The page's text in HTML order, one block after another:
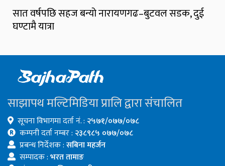
सात वर्षपछि सहज बन्यो नारायणगढ–बुटवल सडक, दुई
घण्टामै यात्रा
साझापथ मल्टिमिडिया प्रालि द्वारा संचालित
सूचना विभागमा दर्ता नं. : २५७१/०७७/०७८
कम्पनी दर्ता नम्बर : २३८९८५ ०७७/०७८
प्रबन्ध निर्देशक :सबिना महर्जन
सम्पादक :भरत तामाङ